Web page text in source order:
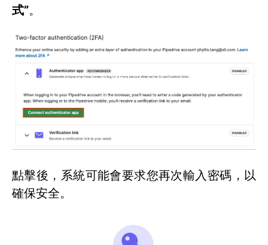
式”。
點擊後，系統可能會要求您再次輸入密碼，以
確保安全。